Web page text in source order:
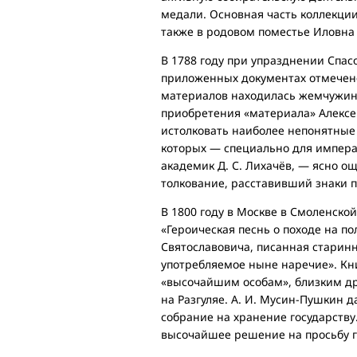
медали. Основная часть
также в родовом поместье
В 1788 году при упразднении
приложенных документах
материалов находилась
приобретения «материала»
истолковать наиболее
которых — специально для
академик Д. С. Лихачёв, — ясно
толкование, расставивший знаки
В 1800 году в Москве в
«Героическая песнь о походе на
Святославовича, писанная
употребляемое ныне наречие».
«высочайшим особам», близким
на Разгуляе. А. И. Мусин-Пушкин
собрание на хранение
высочайшее решение на просьбу